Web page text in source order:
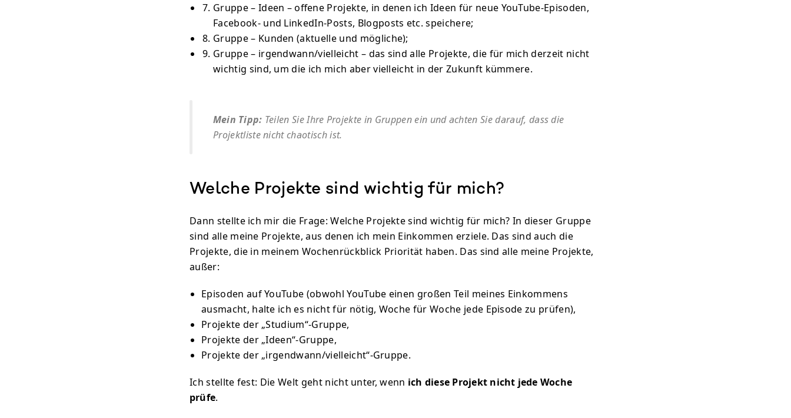
Gruppe – Ideen – offene Projekte, in denen ich Ideen für neue YouTube-Episoden,
Facebook- und LinkedIn-Posts, Blogposts etc. speichere;
Gruppe – Kunden (aktuelle und mögliche);
Gruppe – irgendwann/vielleicht – das sind alle Projekte, die für mich derzeit nicht
wichtig sind, um die ich mich aber vielleicht in der Zukunft kümmere.
Mein Tipp: Teilen Sie Ihre Projekte in Gruppen ein und achten Sie darauf, dass die
Projektliste nicht chaotisch ist.
Welche Projekte sind wichtig für mich?
Dann stellte ich mir die Frage: Welche Projekte sind wichtig für mich? In dieser Gruppe
sind alle meine Projekte, aus denen ich mein Einkommen erziele. Das sind auch die
Projekte, die in meinem Wochenrückblick Priorität haben. Das sind alle meine Projekte,
außer:
Episoden auf YouTube (obwohl YouTube einen großen Teil meines Einkommens
ausmacht, halte ich es nicht für nötig, Woche für Woche jede Episode zu prüfen),
Projekte der „Studium“-Gruppe,
Projekte der „Ideen“-Gruppe,
Projekte der „irgendwann/vielleicht“-Gruppe.
Ich stellte fest: Die Welt geht nicht unter, wenn ich diese Projekt nicht jede Woche
prüfe.